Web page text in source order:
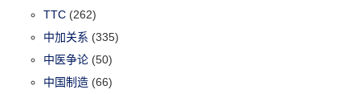
TTC (262)
中加关系 (335)
中医争论 (50)
中国制造 (66)